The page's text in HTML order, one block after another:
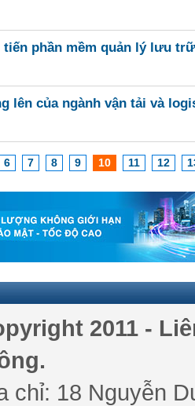
tiến phần mềm quản lý lưu
lên của ngành vận tải và
6 7 8 9 10 11 12
2011 -
chỉ: 18 Nguyễn